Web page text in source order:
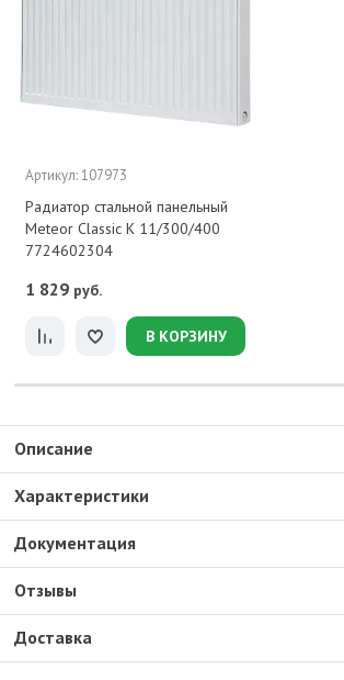
Артикул: 107973
Радиатор стальной панельный
Meteor Classic K 11/300/400
7724602304
1 829 руб.
В КОРЗИНУ
Доставка
Описание
Характеристики
Документация
Отзывы